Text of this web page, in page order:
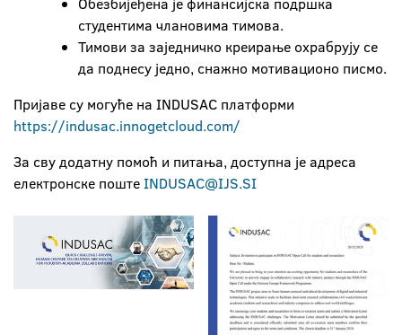
студентима члановима тимова.
Тимови за заједничко креирање охрабрују се
да поднесу једно, снажно мотивационо писмо.
Пријаве су могуће на INDUSAC платформи
https://indusac.innogetcloud.com/
За сву додатну помоћ и питања, доступна је адреса
електронске поштеINDUSAC@IJS.SI